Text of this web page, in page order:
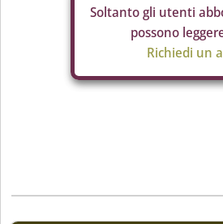
Soltanto gli utenti
possono
Richiedi un